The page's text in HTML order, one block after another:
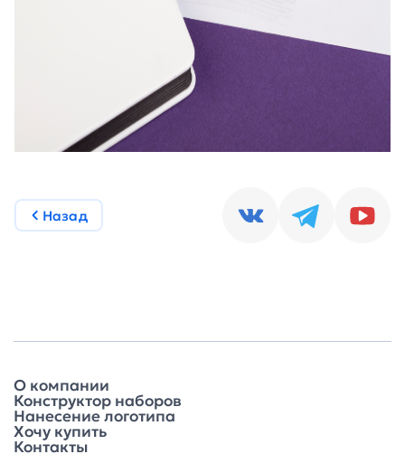
Назад
О компании
Конструктор наборов
Нанесение логотипа
Хочу купить
Контакты